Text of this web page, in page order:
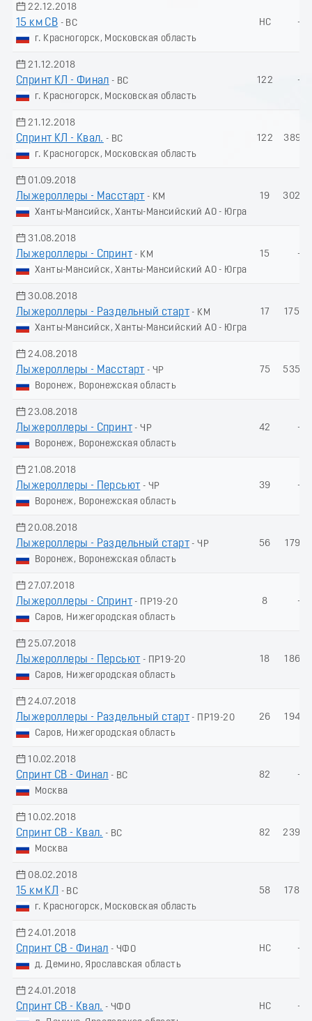
22.12.2018
15 км СВ - ВС
г. Красногорск, Московская область
НС -
21.12.2018
Спринт КЛ - Финал - ВС
г. Красногорск, Московская область
122 -
21.12.2018
Спринт КЛ - Квал. - ВС
г. Красногорск, Московская область
122
01.09.2018
Лыжероллеры - Масстарт - КМ
Ханты-Мансийск, Ханты-Мансийский АО - Югра
19
31.08.2018
Лыжероллеры - Спринт - КМ
Ханты-Мансийск, Ханты-Мансийский АО - Югра
15 -
30.08.2018
Лыжероллеры - Раздельный старт - КМ
Ханты-Мансийск, Ханты-Мансийский АО - Югра
17
24.08.2018
Лыжероллеры - Масстарт - ЧР
Воронеж, Воронежская область
75
23.08.2018
Лыжероллеры - Спринт - ЧР
Воронеж, Воронежская область
42 -
21.08.2018
Лыжероллеры - Пеpсьют - ЧР
Воронеж, Воронежская область
39 -
20.08.2018
Лыжероллеры - Раздельный старт - ЧР
Воронеж, Воронежская область
56 179.77
27.07.2018
Лыжероллеры - Спринт - ПР19-20
Саров, Нижегородская область
8 -
25.07.2018
Лыжероллеры - Пеpсьют - ПР19-20
Саров, Нижегородская область
18
24.07.2018
Лыжероллеры - Раздельный старт - ПР19-20
Саров, Нижегородская область
26
10.02.2018
Спринт СВ - Финал - ВС
Москва
82 -
10.02.2018
Спринт СВ - Квал. - ВС
Москва
82
08.02.2018
15 км КЛ
- ВС
г. Красногорск, Московская область
58
24.01.2018
Спринт СВ - Финал - ЧФО
д. Демино, Ярославская область
НС -
24.01.2018
Спринт СВ - Квал. - ЧФО
НС -